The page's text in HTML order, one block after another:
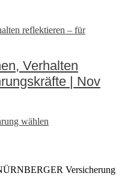
Verhalten
| Nov
wählen
Versicherung